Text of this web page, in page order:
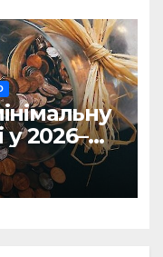
у 2026–